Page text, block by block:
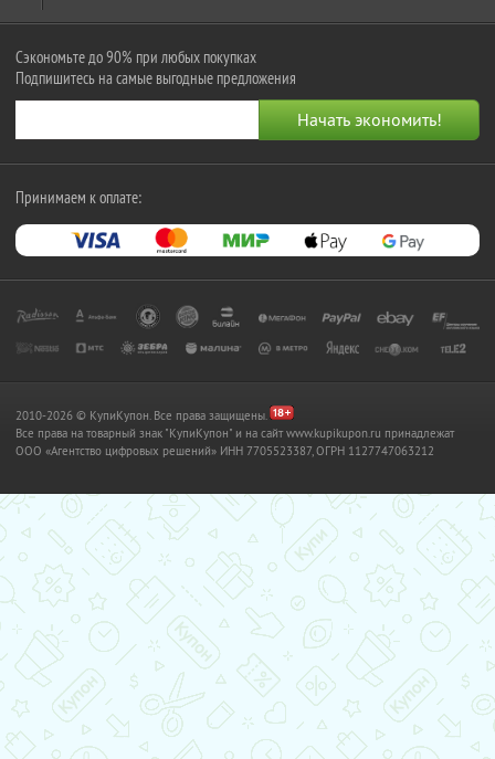
Сэкономьте до 90% при любых покупках
Подпишитесь на самые выгодные предложения
Принимаем к оплате:
2010-2026 © КупиКупон. Все права защищены.
Все права на товарный знак "КупиКупон" и на сайт www.kupikupon.ru принадлежат
OOO «Агентство цифровых решений» ИНН 7705523387, ОГРН 1127747063212